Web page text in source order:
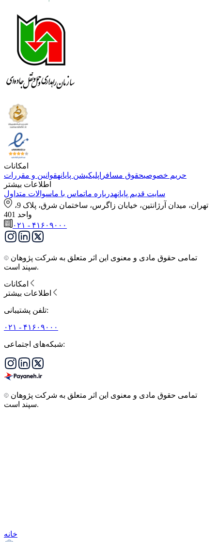
امکانات
حریم خصوصیحقوق مسافر اپلیکیشن پایانهقوانین و مقررات
اطلاعات بیشتر
سایت قدیم پایانهدرباره ماتماس با ماسوالات متداول
واحد 401
۰۲۱ - ۴۱۶۰۹۰۰۰
سپند است.
تلفن پشتیبانی:
۰۲۱ - ۴۱۶۰۹۰۰۰
شبکه‌های اجتماعی:
سپند است.
خانه